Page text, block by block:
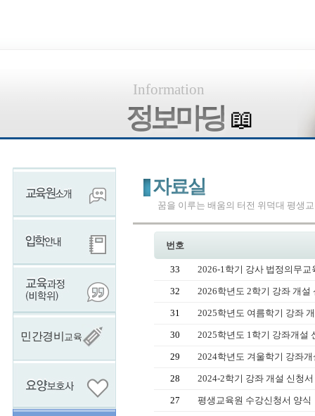
Information
정보마당 📖
민간경비 교육
자료실
꿈을 이루는 배움의 터전 위덕대 평생
번호
33 2026-1학기 강사 법정의무교
32 2026학년도 2학기 강좌 개
31 2025학년도 여름학기 강좌
30 2025학년도 1학기 강좌개설
29 2024학년도 겨울학기 강좌
28 2024-2학기 강좌 개설 신청
27 평생교육원 수강신청서 양식